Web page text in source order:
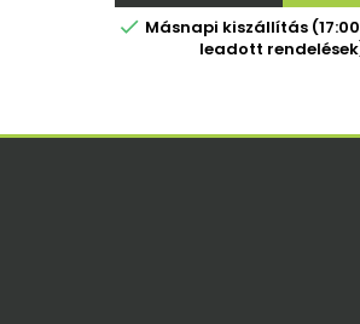
 Másnapi kiszállítás
leadott